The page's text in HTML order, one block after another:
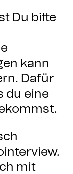
Du bitte
kann
Dafür
du eine
mit